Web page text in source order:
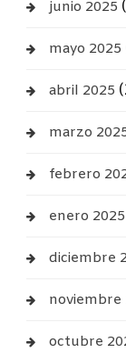
junio 2025
mayo 2025
abril 2025
marzo
febrero
enero 2025
diciembre
noviembre
octubre